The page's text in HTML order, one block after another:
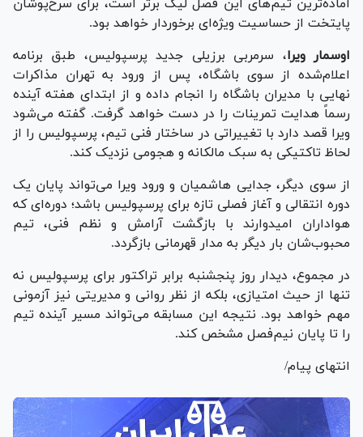
آماده‌ترین تیم‌های این فصل لیگ برتر است، برای سرخ‌پوشان
پایتخت از حساسیت ویژه‌ای برخوردار خواهد بود.
اوسمار ویرا، سرمربی برزیلی جدید پرسپولیس، طبق برنامه
اعلام‌شده از سوی باشگاه، پس از ورود به تهران مذاکرات
نهایی با مدیران باشگاه را انجام داده و از ابتدای هفته آینده
رسماً هدایت تمرینات را در دست خواهد گرفت. گفته می‌شود
ویرا قصد دارد با تغییراتی در ساختار فنی تیم، پرسپولیس را از
لحاظ تاکتیکی به سبک مالکانه و هجومی نزدیک کند.
از سوی دیگر، جدایی هاشمیان و ورود ویرا می‌تواند پایان یک
دوره انتقالی و آغاز فصلی تازه برای پرسپولیس باشد؛ دوره‌ای که
هواداران امیدوارند با بازگشت آرامش و نظم فنی، تیم
محبوب‌شان بار دیگر به مدار قهرمانی بازگردد.
در مجموع، دیدار روز پنجشنبه برابر تراکتور برای پرسپولیس نه
تنها از حیث امتیازی، بلکه از نظر روانی و مدیریتی نیز آزمونی
مهم خواهد بود. نتیجه این مسابقه می‌تواند مسیر آینده تیم
را تا پایان نیم‌فصل مشخص کند.
انتهای پیام/